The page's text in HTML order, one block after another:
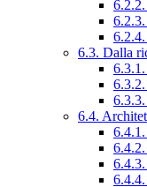
6.3. Dalla
6.4.